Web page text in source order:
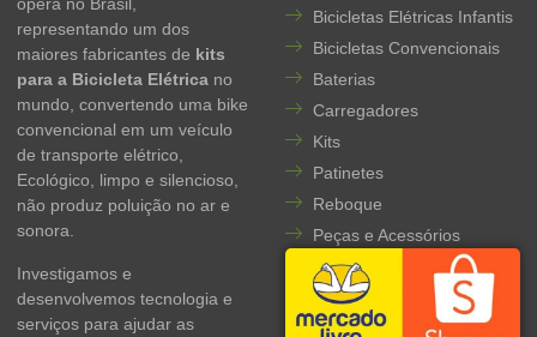
opera no Brasil,
representando um dos
maiores fabricantes de kits
para a Bicicleta Elétrica no
mundo, convertendo uma bike
convencional em um veículo
de transporte elétrico,
Ecológico, limpo e silencioso,
não produz poluição no ar e
sonora.
Investigamos e
desenvolvemos tecnologia e
serviços para ajudar as
Bicicletas Elétricas Infantis
Bicicletas Convencionais
Baterias
Carregadores
Kits
Patinetes
Reboque
Peças e Acessórios